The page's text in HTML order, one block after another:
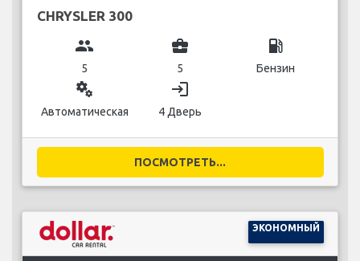
CHRYSLER 300
group
5
business_center
5
local_gas_station
Бензин
miscellaneous_services
Автоматическая
login
4 Дверь
ПОСМОТРЕТЬ...
ЭКОНОМНЫЙ